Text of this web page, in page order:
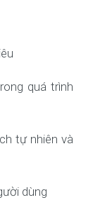
quá trình
tự nhiên và
dùng